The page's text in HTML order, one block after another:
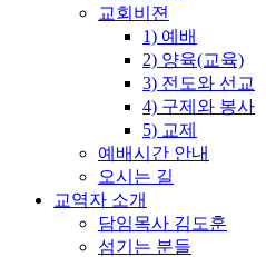
교회비젼
1) 예배
2) 양육(교육)
3) 전도와 선교
4) 구제와 봉사
5) 교제
예배시간 안내
오시는 길
교역자 소개
담임목사 김도훈
섬기는 분들